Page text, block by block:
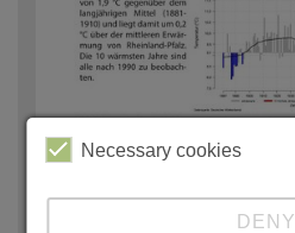
Necessary cookies
DENY